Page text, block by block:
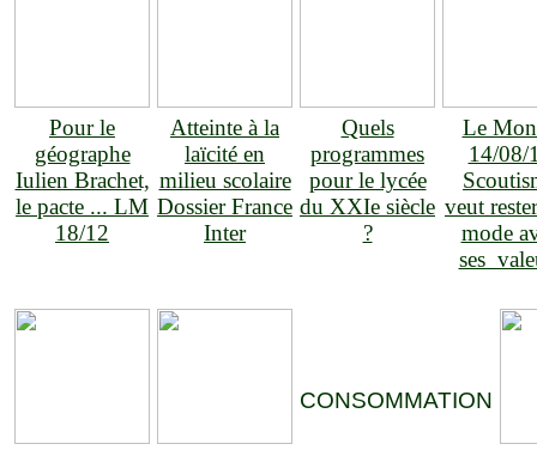
Pour le
géographe
Iulien Brachet,
le pacte ... LM
18/12
Atteinte à la
laïcité en
milieu scolaire
Dossier France
Inter
Quels
programmes
pour le lycée
du XXIe siècle
?
Le
14/08/
veut
mode
ses
CONSOMMATION